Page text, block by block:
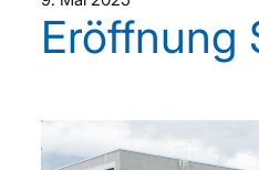
Eröffnung